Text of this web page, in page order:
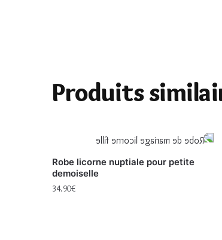
Produits
Robe licorne nuptiale pour petite
demoiselle
34.90€